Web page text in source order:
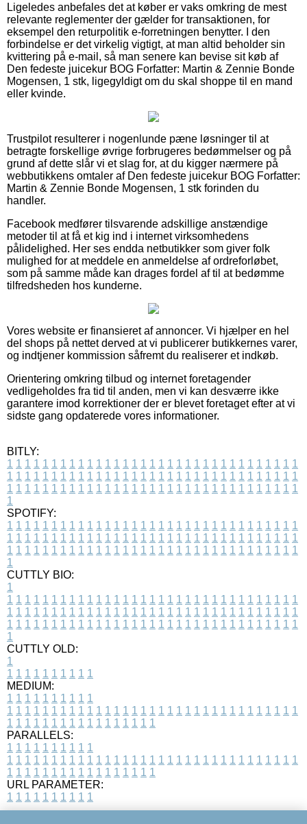
Ligeledes anbefales det at køber er vaks omkring de mest
relevante reglementer der gælder for transaktionen, for
eksempel den returpolitik e-forretningen benytter. I den
forbindelse er det virkelig vigtigt, at man altid beholder sin
kvittering på e-mail, så man senere kan bevise sit køb af
Den fedeste juicekur BOG Forfatter: Martin & Zennie Bonde
Mogensen, 1 stk, ligegyldigt om du skal shoppe til en mand
eller kvinde.
Trustpilot resulterer i nogenlunde pæne løsninger til at
betragte forskellige øvrige forbrugeres bedømmelser og på
grund af dette slår vi et slag for, at du kigger nærmere på
webbutikkens omtaler af Den fedeste juicekur BOG Forfatter:
Martin & Zennie Bonde Mogensen, 1 stk forinden du
handler.
Facebook medfører tilsvarende adskillige anstændige
metoder til at få et kig ind i internet virksomhedens
pålidelighed. Her ses endda netbutikker som giver folk
mulighed for at meddele en anmeldelse af ordreforløbet,
som på samme måde kan drages fordel af til at bedømme
tilfredsheden hos kunderne.
Vores website er finansieret af annoncer. Vi hjælper en hel
del shops på nettet derved at vi publicerer butikkernes varer,
og indtjener kommission såfremt du realiserer et indkøb.
Orientering omkring tilbud og internet foretagender
vedligeholdes fra tid til anden, men vi kan desværre ikke
garantere imod korrektioner der er blevet foretaget efter at vi
sidste gang opdaterede vores informationer.
BITLY:
1 1 1 1 1 1 1 1 1 1 1 1 1 1 1 1 1 1 1 1 1 1 1 1 1 1 1 1 1 1 1 1 1
1 1 1 1 1 1 1 1 1 1 1 1 1 1 1 1 1 1 1 1 1 1 1 1 1 1 1 1 1 1 1 1 1
1 1 1 1 1 1 1 1 1 1 1 1 1 1 1 1 1 1 1 1 1 1 1 1 1 1 1 1 1 1 1 1 1
1
SPOTIFY:
1 1 1 1 1 1 1 1 1 1 1 1 1 1 1 1 1 1 1 1 1 1 1 1 1 1 1 1 1 1 1 1 1
1 1 1 1 1 1 1 1 1 1 1 1 1 1 1 1 1 1 1 1 1 1 1 1 1 1 1 1 1 1 1 1 1
1 1 1 1 1 1 1 1 1 1 1 1 1 1 1 1 1 1 1 1 1 1 1 1 1 1 1 1 1 1 1 1 1
1
CUTTLY BIO:
1
1 1 1 1 1 1 1 1 1 1 1 1 1 1 1 1 1 1 1 1 1 1 1 1 1 1 1 1 1 1 1 1 1
1 1 1 1 1 1 1 1 1 1 1 1 1 1 1 1 1 1 1 1 1 1 1 1 1 1 1 1 1 1 1 1 1
1 1 1 1 1 1 1 1 1 1 1 1 1 1 1 1 1 1 1 1 1 1 1 1 1 1 1 1 1 1 1 1 1
1
CUTTLY OLD:
1
1 1 1 1 1 1 1 1 1 1
MEDIUM:
1 1 1 1 1 1 1 1 1 1
1 1 1 1 1 1 1 1 1 1 1 1 1 1 1 1 1 1 1 1 1 1 1 1 1 1 1 1 1 1 1 1 1
1 1 1 1 1 1 1 1 1 1 1 1 1 1 1 1 1
PARALLELS:
1 1 1 1 1 1 1 1 1 1
1 1 1 1 1 1 1 1 1 1 1 1 1 1 1 1 1 1 1 1 1 1 1 1 1 1 1 1 1 1 1 1 1
1 1 1 1 1 1 1 1 1 1 1 1 1 1 1 1 1
URL PARAMETER:
1 1 1 1 1 1 1 1 1 1